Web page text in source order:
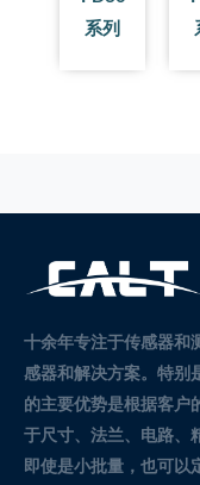
系列
十余年专注于传感器和
感器和解决方案。 特别
的主要优势是根据客户
于尺寸、法兰、电路、
即使是小批量，也可以